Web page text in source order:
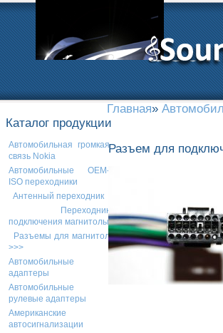
Каталог продукции
Автомобильная громкая
связь Nokia
Автомобильные OEM-
ISO переходники
Антенный переходник
Переходник
подключения магнитолы
Разъемы для магнитол
>>>
Автомобильные
адаптеры
Автомобильные
рулевые адаптеры
Американские
автосигнализации
Главная»
Разъем для